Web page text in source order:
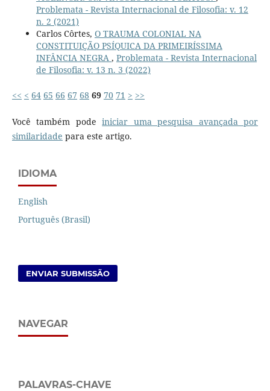
Problemata - Revista Internacional de Filosofia: v. 12
n. 2 (2021)
Carlos Côrtes, O TRAUMA COLONIAL NA
CONSTITUIÇÃO PSÍQUICA DA PRIMEIRÍSSIMA
INFÂNCIA NEGRA , Problemata - Revista Internacional
de Filosofia: v. 13 n. 3 (2022)
<< < 64 65 66 67 68 69 70 71 > >>
Você também podeiniciar uma pesquisa avançada por
similaridade para este artigo.
IDIOMA
English
Português (Brasil)
ENVIAR SUBMISSÃO
NAVEGAR
PALAVRAS-CHAVE